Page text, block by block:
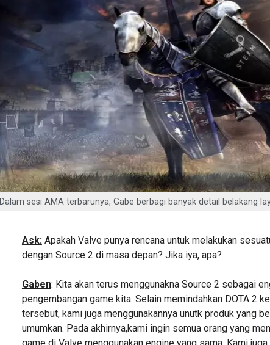
Dalam sesi AMA terbarunya, Gabe berbagi banyak detail belakang
Ask:Apakah Valve punya rencana untuk melakukan
dengan Source 2 di masa depan? Jika iya, apa?
Gaben: Kita akan terus menggunakna Source 2 sebagai
pengembangan game kita. Selain memindahkan DOTA 2
tersebut, kami juga menggunakannya unutk produk yang
umumkan. Pada akhirnya,kami ingin semua orang yang